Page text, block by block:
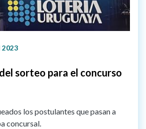
2023
sorteo para el concurso
los postulantes que pasan a
concursal.